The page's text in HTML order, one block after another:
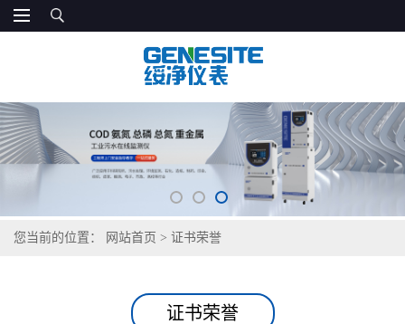
您当前的位置： 网站首页 > 证书荣誉
证书荣誉